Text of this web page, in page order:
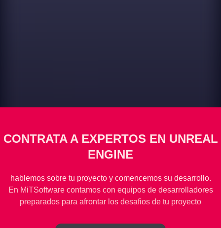
CONTRATA A EXPERTOS EN UNREAL
ENGINE
hablemos sobre tu proyecto y comencemos su desarrollo.
En MiTSoftware contamos con equipos de desarrolladores
preparados para afrontar los desafios de tu proyecto